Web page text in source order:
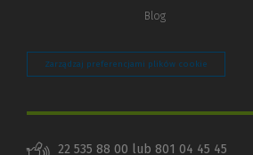
Blog
Zarządzaj preferencjami plików cookie
22 535 88 00 lub 801 04 45 45